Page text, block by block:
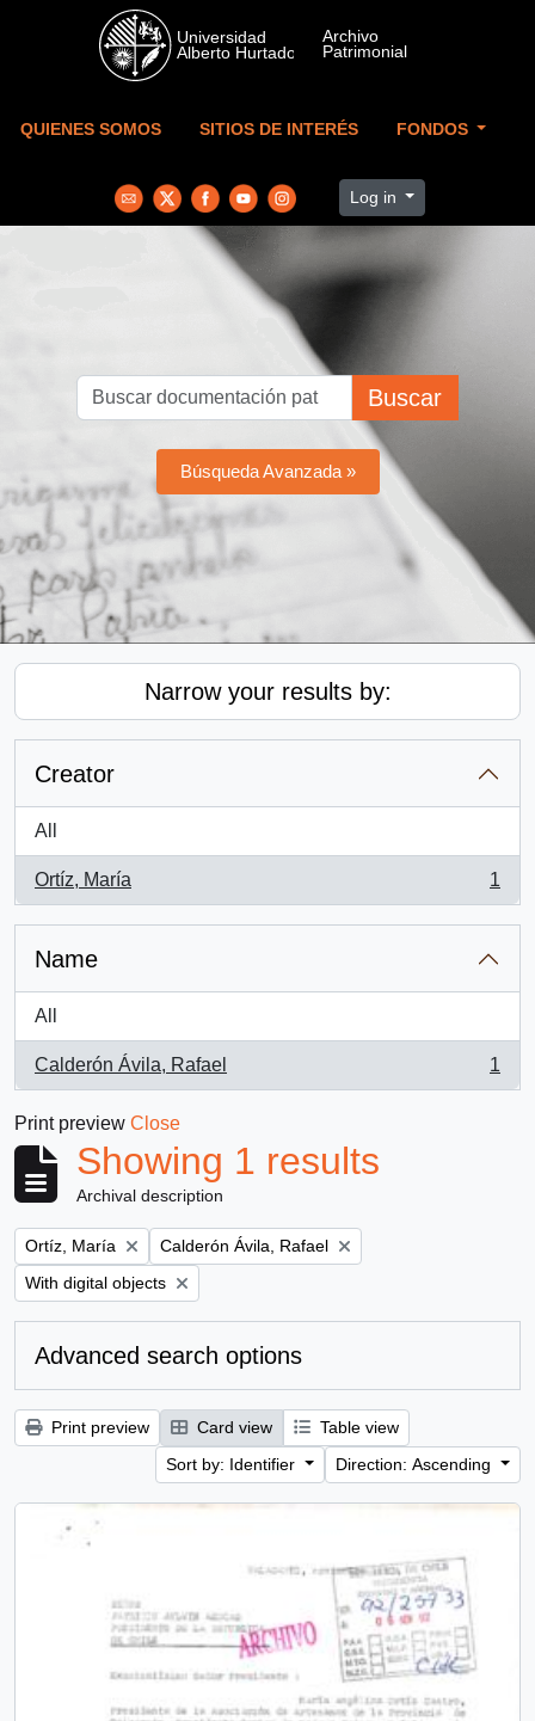
Skip to main content
QUIENES SOMOS SITIOS DE INTERÉS FONDOS
Log in
Buscar
Búsqueda Avanzada »
Narrow your results by:
Creator
All
Ortíz, María
, 1 results
1
Name
All
Calderón Ávila, Rafael
, 1 results
1
Print preview Close
Showing 1 results
Archival description
Remove filter:
Ortíz, María Remove filter:
Calderón Ávila, Rafael
Remove filter:
With digital objects
Advanced search options
Print preview Card view
Table view
Sort by: Identifier
Direction: Ascending